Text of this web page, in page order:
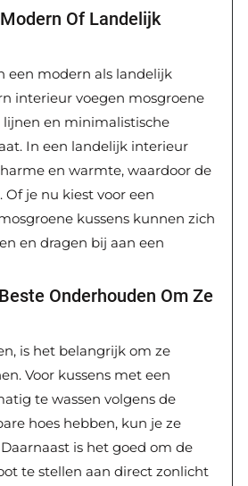
Of Landelijk
een modern als landelijk
interieur voegen mosgroene
lijnen en minimalistische
In een landelijk interieur
en warmte, waardoor de
je nu kiest voor een
kussens kunnen zich
en dragen bij aan een
Onderhouden Om Ze
is het belangrijk om ze
Voor kussens met een
te wassen volgens de
hoes hebben, kun je ze
is het goed om de
te stellen aan direct zonlicht